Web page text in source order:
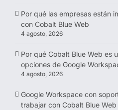
Por qué las empresas están
con Cobalt Blue Web
4 agosto, 2026
Por qué Cobalt Blue Web es
opciones de Google
4 agosto, 2026
Google Workspace con
trabajar con Cobalt Blue Web